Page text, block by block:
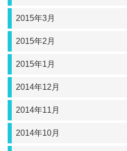
2015年3月
2015年2月
2015年1月
2014年12月
2014年11月
2014年10月